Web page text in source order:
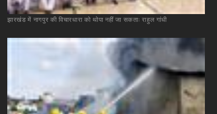
झारखंड में नागपुर की विचारधारा को थोपा नहीं जा सकताः राहुल गांधी